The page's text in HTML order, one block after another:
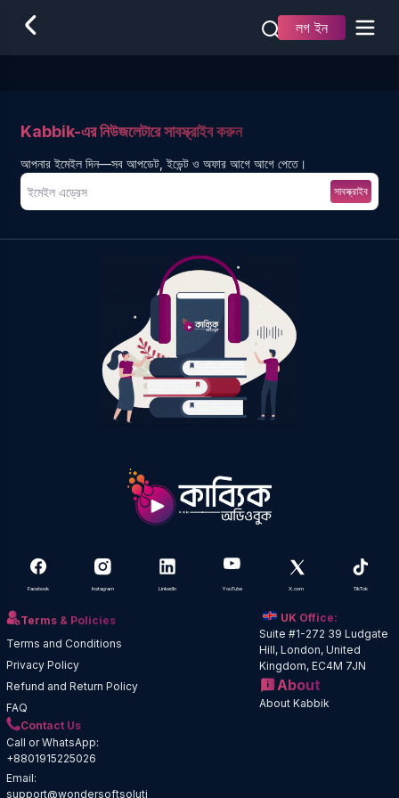
লগ ইন
Kabbik-এর নিউজলেটারে সাবস্ক্রাইব করুন
আপনার ইমেইল দিন—সব আপডেট, ইভেন্ট ও অফার আগে আগে পেতে।
সাবস্ক্রাইব
Facebook Instagram LinkedIn YouTube X.com TikTok
Terms & Policies
Terms and Conditions
Privacy Policy
Refund and Return Policy
FAQ
UK Office:
Suite #1-272 39 Ludgate
Hill, London, United
Kingdom, EC4M 7JN
About
About Kabbik
Contact Us
Call or WhatsApp:
+8801915225026
Email:
support@wondersoftsoluti